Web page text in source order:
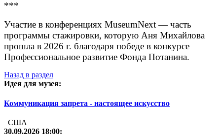
***
Участие в конференциях MuseumNext — часть
программы стажировки, которую Аня Михайлова
прошла в 2026 г. благодаря победе в конкурсе
Профессиональное развитие Фонда Потанина.
Назад в раздел
Идея для музея:
Коммуникация запрета - настоящее искусство
США
30.09.2026 18:00: